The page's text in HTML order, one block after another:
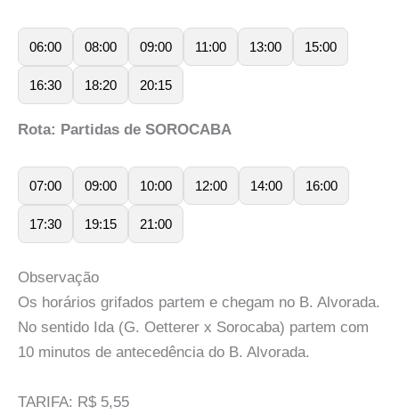
06:00 08:00 09:00 11:00 13:00 15:00
16:30 18:20 20:15
Rota: Partidas de SOROCABA
07:00 09:00 10:00 12:00 14:00 16:00
17:30 19:15 21:00
Observação
Os horários grifados partem e chegam no B. Alvorada.
No sentido Ida (G. Oetterer x Sorocaba) partem com
10 minutos de antecedência do B. Alvorada.
TARIFA: R$ 5,55